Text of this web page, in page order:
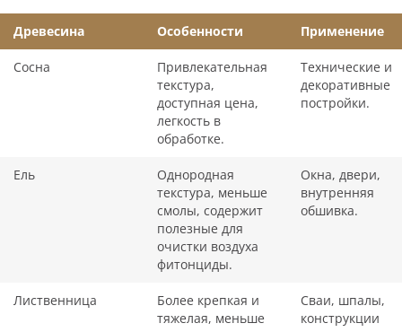
Древесина Особенности Применение
Сосна
Привлекательная
текстура,
доступная цена,
легкость в
обработке.
Технические и
декоративные
постройки.
Ель
Однородная
текстура, меньше
смолы, содержит
полезные для
очистки воздуха
фитонциды.
Окна, двери,
внутренняя
обшивка.
Лиственница
Более крепкая и
тяжелая, меньше
Сваи, шпалы,
конструкции